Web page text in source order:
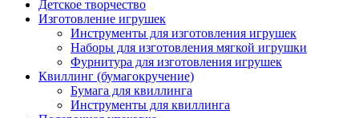
Детское творчество
Изготовление игрушек
Инструменты для изготовления игрушек
Наборы для изготовления мягкой игрушки
Фурнитура для изготовления игрушек
Квиллинг (бумагокручение)
Бумага для квиллинга
Инструменты для квиллинга